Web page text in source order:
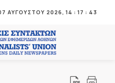
ΑΥΓΟΥΣΤΟΥ 2026, 14 : 17 : 44